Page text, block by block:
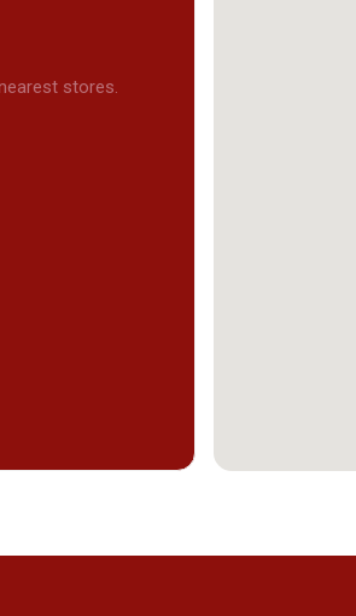
stores.